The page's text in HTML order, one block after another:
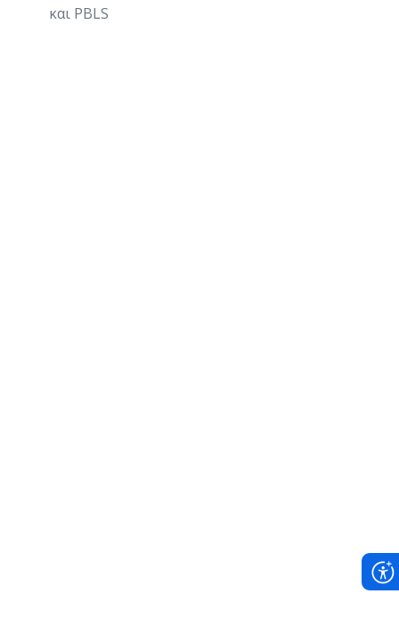
και PBLS